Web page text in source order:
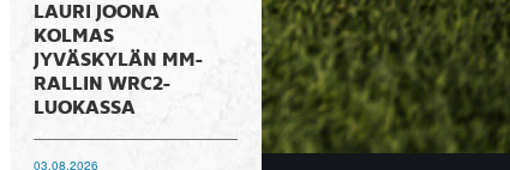
LAURI JOONA
KOLMAS
JYVÄSKYLÄN MM-
RALLIN WRC2-
LUOKASSA
03.08.2026